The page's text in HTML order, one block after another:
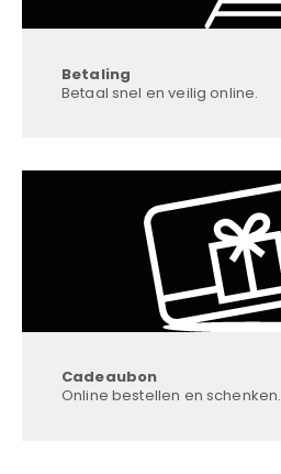
Betaling
Betaal snel en veilig online.
Cadeaubon
Online bestellen en schenken.